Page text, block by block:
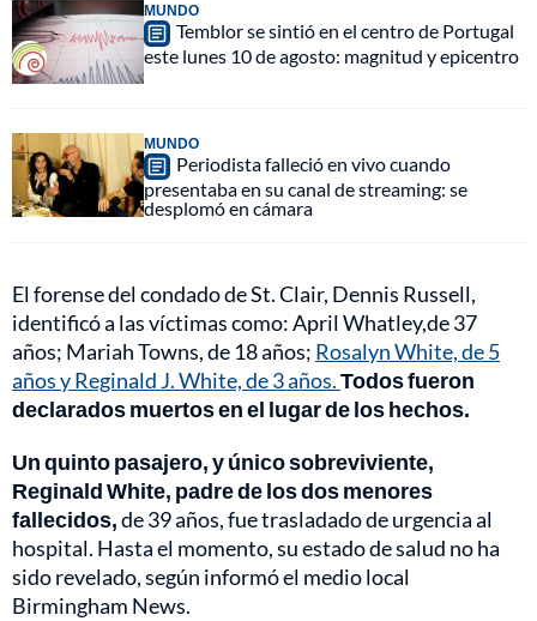
MUNDO
Temblor se sintió en el centro de Portugal
este lunes 10 de agosto: magnitud y epicentro
MUNDO
Periodista falleció en vivo cuando
presentaba en su canal de streaming: se
desplomó en cámara
El forense del condado de St. Clair, Dennis Russell,
identificó a las víctimas como: April Whatley,de 37
años; Mariah Towns, de 18 años; Rosalyn White, de 5
años y Reginald J. White, de 3 años.Todos fueron
declarados muertos en el lugar de los hechos.
Un quinto pasajero, y único sobreviviente,
Reginald White, padre de los dos menores
fallecidos,de 39 años, fue trasladado de urgencia al
hospital. Hasta el momento, su estado de salud no ha
sido revelado, según informó el medio local
Birmingham News.